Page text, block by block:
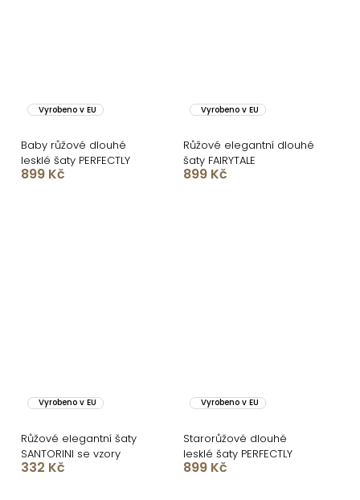
Vyrobeno v EU
Baby růžové dlouhé
lesklé šaty PERFECTLY
899 Kč
Vyrobeno v EU
Růžové elegantní dlouhé
šaty FAIRYTALE
899 Kč
Vyrobeno v EU
Růžové elegantní šaty
SANTORINI se vzory
332 Kč
Vyrobeno v EU
Starorůžové dlouhé
lesklé šaty PERFECTLY
899 Kč